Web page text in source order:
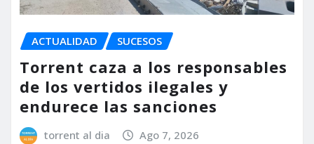
ACTUALIDAD SUCESOS
Torrent caza a los responsables
de los vertidos ilegales y
endurece las sanciones
torrent al dia Ago 7, 2026